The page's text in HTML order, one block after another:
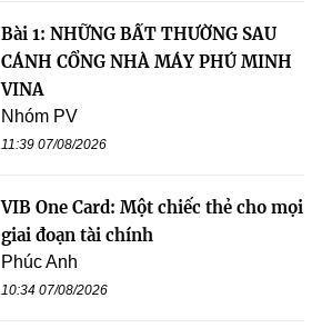
Bài 1: NHỮNG BẤT THƯỜNG SAU
CÁNH CỔNG NHÀ MÁY PHÚ MINH
VINA
Nhóm PV
11:39 07/08/2026
VIB One Card: Một chiếc thẻ cho mọi
giai đoạn tài chính
Phúc Anh
10:34 07/08/2026